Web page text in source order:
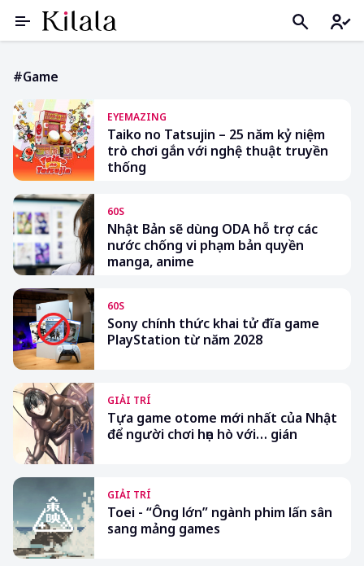
#game
EYEMAZING
Taiko no Tatsujin – 25 năm kỷ niệm
trò chơi gắn với nghệ thuật truyền
thống
60S
Nhật Bản sẽ dùng ODA hỗ trợ các
nước chống vi phạm bản quyền
manga, anime
60S
Sony chính thức khai tử đĩa game
PlayStation từ năm 2028
GIẢI TRÍ
Tựa game otome mới nhất của Nhật
để người chơi hẹn hò với… gián
GIẢI TRÍ
Toei - “Ông lớn” ngành phim lấn sân
sang mảng games